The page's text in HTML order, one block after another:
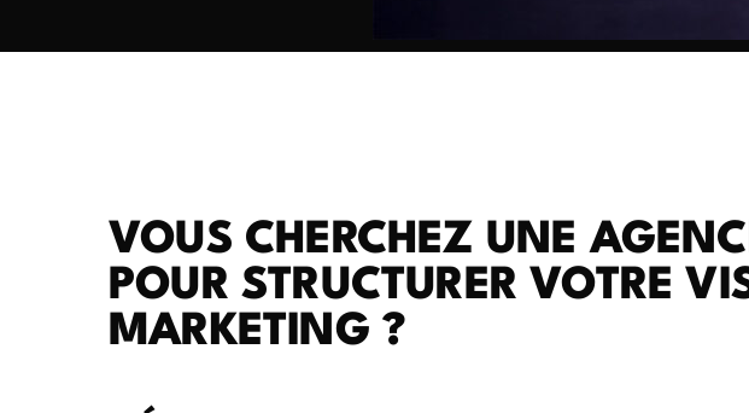
VOUS CHERCHEZ UNE
POUR STRUCTURER VOTRE
MARKETING ?